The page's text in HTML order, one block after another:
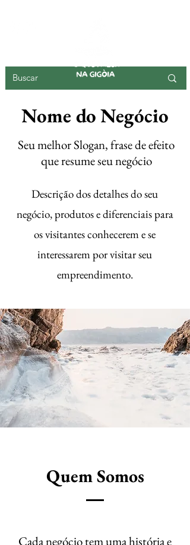
Nome do Negócio
Seu melhor Slogan, frase de efeito
que resume seu negócio
Descrição dos detalhes do seu
negócio, produtos e diferenciais para
os visitantes conhecerem e se
interessarem por visitar seu
empreendimento.
Quem Somos
​Cada negócio tem uma história e